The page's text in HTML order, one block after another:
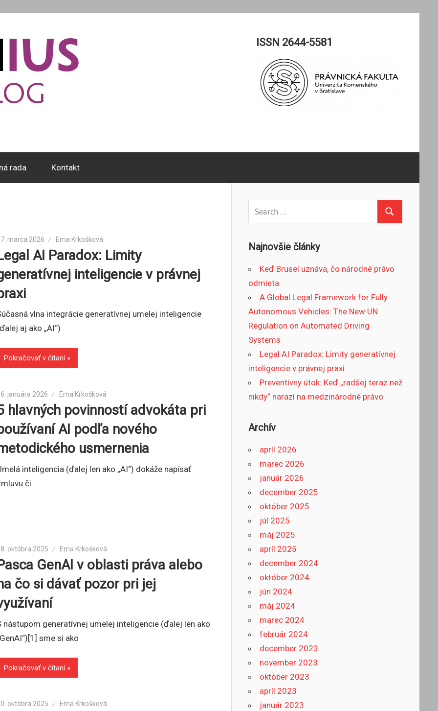
ISSN 2644-5581
rada Kontakt
marca 2026 Ema Krkošková
AI Paradox: Limity
inteligencie v právnej
vlna integrácie generatívnej umelej inteligencie
aj ako „AI“)
Pokračovať v čítaní
januára 2026 Ema Krkošková
hlavných povinností advokáta pri
AI podľa nového
usmernenia
inteligencia (ďalej len ako „AI“) dokáže napísať
či
októbra 2025 Ema Krkošková
GenAI v oblasti práva alebo
čo si dávať pozor pri jej
nástupom generatívnej umelej inteligencie (ďalej len ako
sme si ako
Pokračovať v čítaní
októbra 2025 Ema Krkošková
Search
Najnovšie články
Keď Brusel uznáva, čo národné právo
odmieta
A Global Legal Framework for Fully
Autonomous Vehicles: The New UN
Regulation on Automated Driving
Systems
Legal AI Paradox: Limity generatívnej
inteligencie v právnej praxi
Preventívny útok: Keď „radšej teraz než
nikdy“ narazí na medzinárodné právo
Archív
apríl 2026
marec 2026
január 2026
december 2025
október 2025
júl 2025
máj 2025
apríl 2025
december 2024
október 2024
jún 2024
máj 2024
marec 2024
február 2024
december 2023
november 2023
október 2023
apríl 2023
január 2023